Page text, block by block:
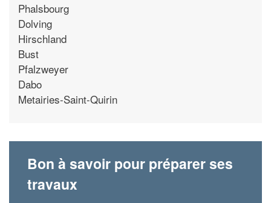
Phalsbourg
Dolving
Hirschland
Bust
Pfalzweyer
Dabo
Metairies-Saint-Quirin
Bon à savoir pour préparer ses
travaux